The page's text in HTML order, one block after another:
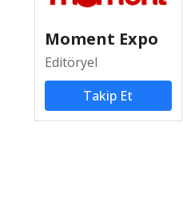
Moment Expo
Editöryel
Takip Et